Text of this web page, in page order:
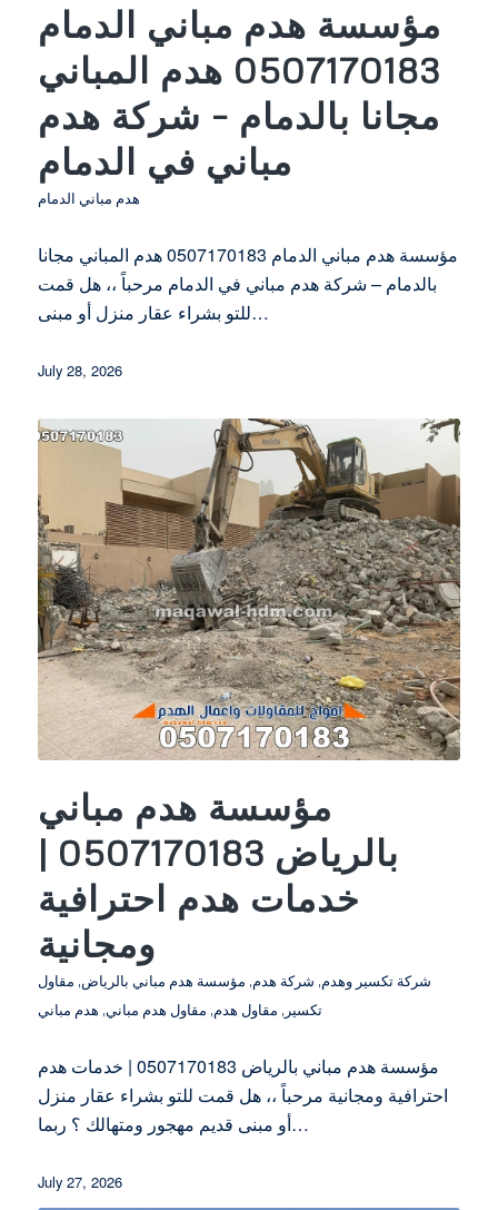
مؤسسة هدم مباني الدمام
0507170183 هدم المباني
مجانا بالدمام – شركة هدم
مباني في الدمام
هدم مباني الدمام
مؤسسة هدم مباني الدمام 0507170183 هدم المباني مجانا
بالدمام – شركة هدم مباني في الدمام مرحباً ،، هل قمت
للتو بشراء عقار منزل أو مبنى…
July 28, 2026
مؤسسة هدم مباني
بالرياض 0507170183 |
خدمات هدم احترافية
ومجانية
شركة تكسير وهدم, شركة هدم, مؤسسة هدم مباني بالرياض, مقاول
تكسير , مقاول هدم, مقاول هدم مباني, هدم مباني
مؤسسة هدم مباني بالرياض 0507170183 | خدمات هدم
احترافية ومجانية مرحباً ،، هل قمت للتو بشراء عقار منزل
أو مبنى قديم مهجور ومتهالك ؟ ربما…
July 27, 2026